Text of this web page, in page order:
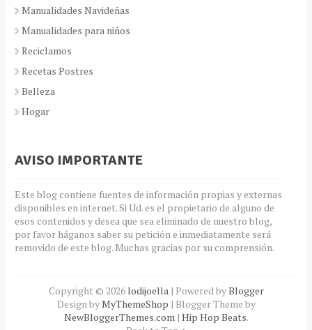
Manualidades Navideñas
Manualidades para niños
Reciclamos
Recetas Postres
Belleza
Hogar
AVISO IMPORTANTE
Este blog contiene fuentes de información propias y externas
disponibles en internet. Si Ud. es el propietario de alguno de
esos contenidos y desea que sea eliminado de nuestro blog,
por favor háganos saber su petición e inmediatamente será
removido de este blog. Muchas gracias por su comprensión.
Copyright © 2026 lodijoella | Powered byBlogger
Design byMyThemeShop | Blogger Theme by
NewBloggerThemes.com | Hip Hop Beats.